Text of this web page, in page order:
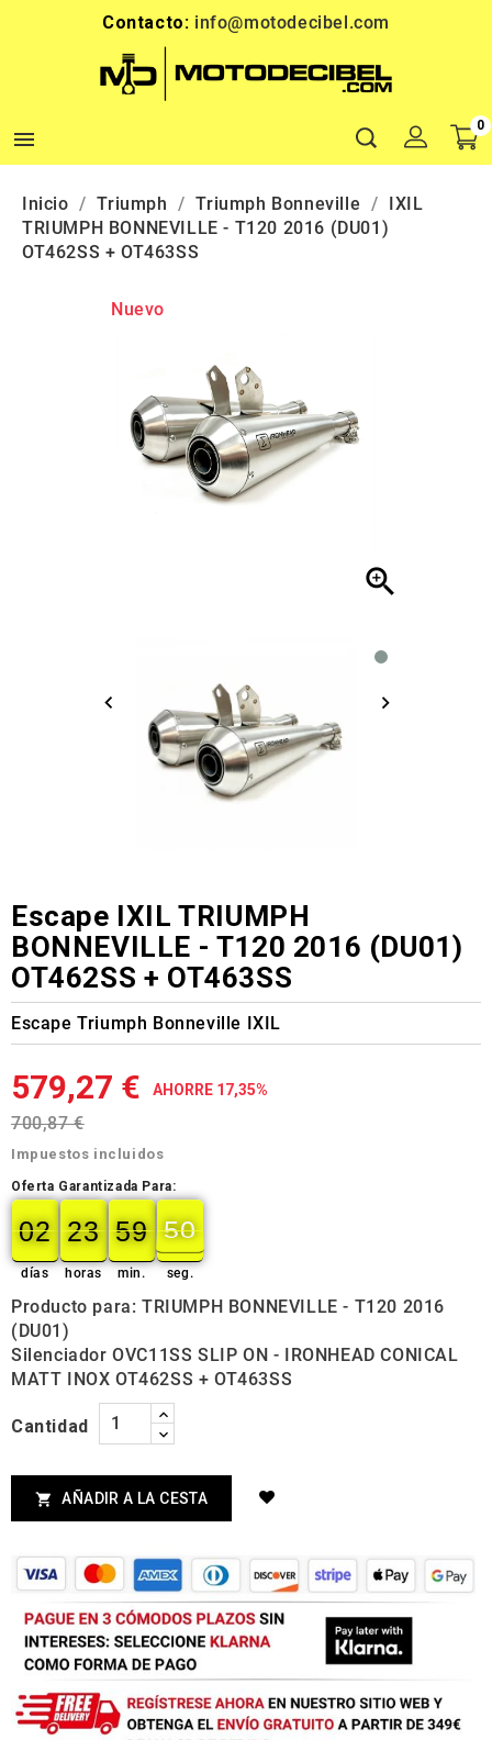
Contacto: info@motodecibel.com

0
Inicio Triumph Triumph Bonneville
IXIL
TRIUMPH BONNEVILLE - T120 2016 (DU01)
OT462SS + OT463SS
Nuevo

Escape IXIL TRIUMPH
BONNEVILLE - T120 2016 (DU01)
OT462SS + OT463SS
Escape Triumph Bonneville IXIL
579,27 € AHORRE 17,35%
700,87 €
Impuestos incluidos
Oferta Garantizada Para:
02
02
00
días
23
23
00
horas
59
59
00
min.
50
50
51
seg.
Producto para: TRIUMPH BONNEVILLE - T120 2016
(DU01)
Silenciador OVC11SS SLIP ON - IRONHEAD CONICAL
MATT INOX OT462SS + OT463SS
Cantidad
 AÑADIR A LA CESTA